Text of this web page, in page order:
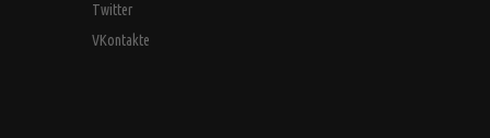
Twitter
VKontakte